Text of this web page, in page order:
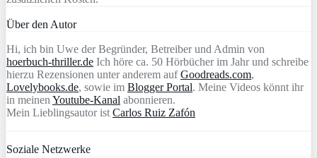
Über den Autor
Hi, ich bin Uwe der Begründer, Betreiber und Admin von
hoerbuch-thriller.de Ich höre ca. 50 Hörbücher im Jahr und schreibe
hierzu Rezensionen unter anderem aufGoodreads.com,
Lovelybooks.de, sowie im Blogger Portal. Meine Videos könnt ihr
in meinen Youtube-Kanal abonnieren.
Mein Lieblingsautor ist Carlos Ruiz Zafón
Soziale Netzwerke